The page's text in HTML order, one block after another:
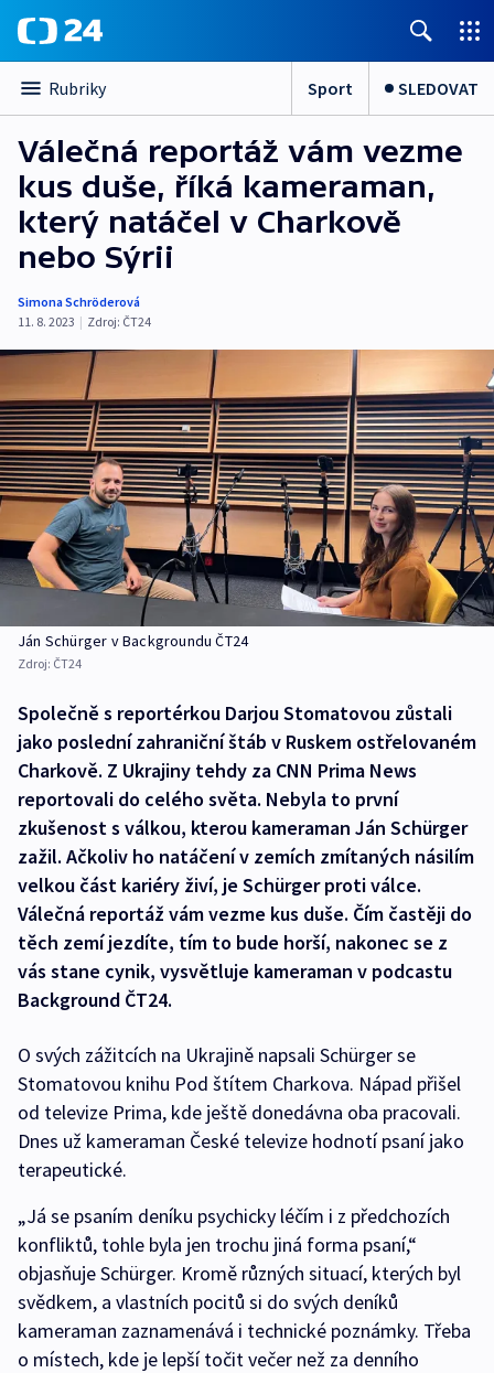
Rubriky Sport SLEDOVAT
Válečná reportáž vám vezme
kus duše, říká kameraman,
který natáčel v Charkově
nebo Sýrii
Simona Schröderová
11. 8. 2023 | Zdroj: ČT24
Ján Schürger v Backgroundu ČT24
Zdroj: ČT24
Společně s reportérkou Darjou Stomatovou zůstali
jako poslední zahraniční štáb v Ruskem ostřelovaném
Charkově. Z Ukrajiny tehdy za CNN Prima News
reportovali do celého světa. Nebyla to první
zkušenost s válkou, kterou kameraman Ján Schürger
zažil. Ačkoliv ho natáčení v zemích zmítaných násilím
velkou část kariéry živí, je Schürger proti válce.
Válečná reportáž vám vezme kus duše. Čím častěji do
těch zemí jezdíte, tím to bude horší, nakonec se z
vás stane cynik, vysvětluje kameraman v podcastu
Background ČT24.
O svých zážitcích na Ukrajině napsali Schürger se
Stomatovou knihu Pod štítem Charkova. Nápad přišel
od televize Prima, kde ještě donedávna oba pracovali.
Dnes už kameraman České televize hodnotí psaní jako
terapeutické.
„Já se psaním deníku psychicky léčím i z předchozích
konfliktů, tohle byla jen trochu jiná forma psaní,“
objasňuje Schürger. Kromě různých situací, kterých byl
svědkem, a vlastních pocitů si do svých deníků
kameraman zaznamenává i technické poznámky. Třeba
o místech, kde je lepší točit večer než za denního